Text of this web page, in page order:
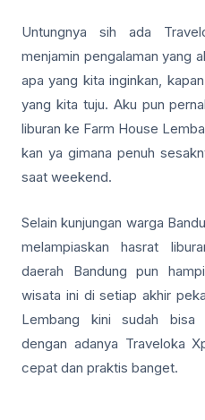
Untungnya sih ada
menjamin pengalaman yang
apa yang kita inginkan,
yang kita tuju. Aku pun
liburan ke Farm House
kan ya gimana penuh
saat weekend.
Selain kunjungan warga
melampiaskan hasrat
daerah Bandung pun
wisata ini di setiap akhir
Lembang kini sudah bisa
dengan adanya Traveloka
cepat dan praktis banget.